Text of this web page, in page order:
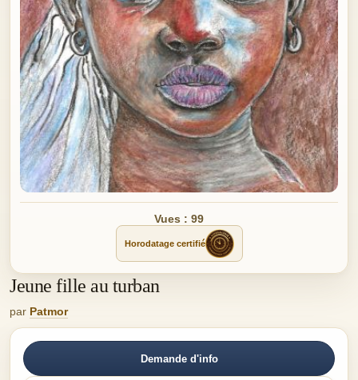
Vues : 99
Horodatage certifié
Jeune fille au turban
par Patmor
Demande d'info